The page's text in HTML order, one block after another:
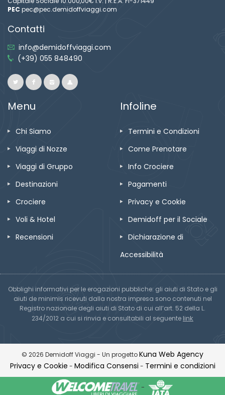
PEC pec@pec.demidoffviaggi.com
Contatti
info@demidoffviaggi.com
(+39) 055 848490
Menu
Chi Siamo
Viaggi di Nozze
Viaggi di Gruppo
Destinazioni
Crociere
Voli & Hotel
Recensioni
Infoline
Termini e Condizioni
Come Prenotare
Info Crociere
Pagamenti
Privacy e Cookie
Demidoff per il Sociale
Dichiarazione di
Accessibilità
Obblighi informativi per le erogazioni pubbliche: gli aiuti di Stato e gli
aiuti de minimis ricevuti dalla nostra impresa sono contenuti nel
Registro nazionale degli aiuti di Stato di cui all’art. 52 della L.
234/2012 a cui si rinvia e consultabili al seguente link
© 2026 Demidoff Viaggi - Un progettoKuna Web Agency
Privacy e Cookie - Modifica Consensi - Termini e condizioni
-